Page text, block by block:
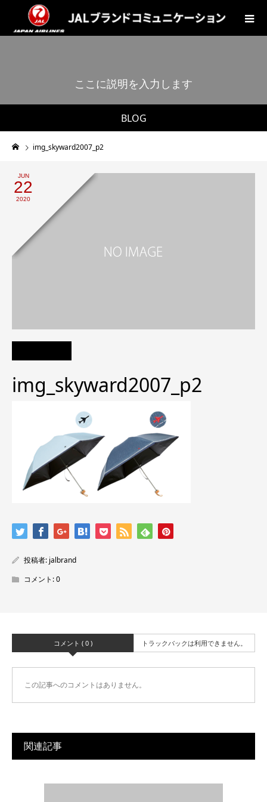
BLOG
ここに説明を入力し ます。
img_skyward2007_p2
JUN
22
2020
img_skyward2007_p2
投稿者: jalbrand
コメント:0
コメント ( 0 ) トラックバックは利用できません。
この記事へのコメントはありません。
関連記事